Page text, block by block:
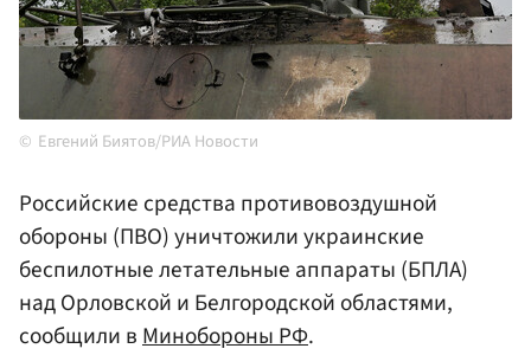
Евгений Биятов/РИА Новости
Российские средства противовоздушной
обороны (ПВО) уничтожили украинские
беспилотные летательные аппараты (БПЛА)
над Орловской и Белгородской областями,
сообщили вМинобороны РФ.